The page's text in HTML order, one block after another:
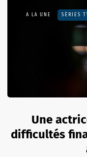
A LA UNE SÉRIES
Une
difficultés